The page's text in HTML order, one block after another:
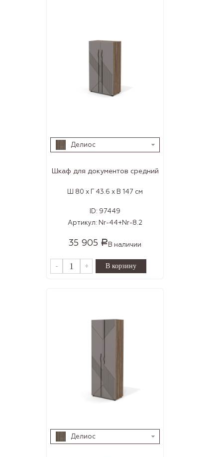
Делиос
Шкаф для документов средний
Ш 80 x Г 43.6 x В 147 см
ID: 97449
Артикул: Nr-44+Nr-8.2
35 905 Р В наличии
- +
Делиос